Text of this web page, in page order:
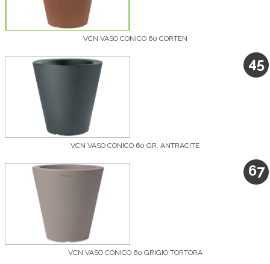
VCN VASO CONICO 60 CORTEN
VCN VASO CONICO 60 GR. ANTRACITE
45
VCN VASO CONICO 60 GRIGIO TORTORA
67